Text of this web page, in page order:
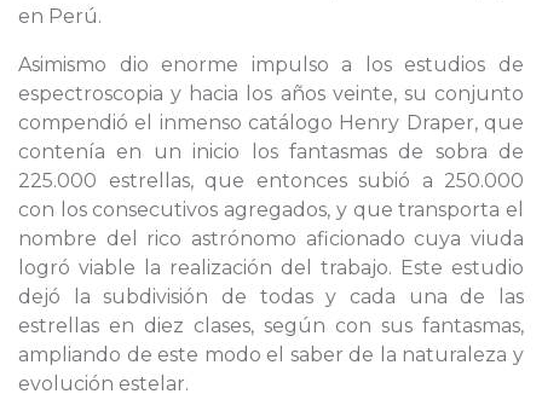
en Perú.
Asimismo dio enorme impulso a los estudios de
espectroscopia y hacia los años veinte, su conjunto
compendió el inmenso catálogo Henry Draper, que
contenía en un inicio los fantasmas de sobra de
225.000 estrellas, que entonces subió a 250.000
con los consecutivos agregados, y que transporta el
nombre del rico astrónomo aficionado cuya viuda
logró viable la realización del trabajo. Este estudio
dejó la subdivisión de todas y cada una de las
estrellas en diez clases, según con sus fantasmas,
ampliando de este modo el saber de la naturaleza y
evolución estelar.